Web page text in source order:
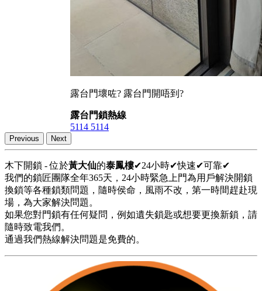
露台門壞咗? 露台門開唔到?
露台門鎖熱線
5114 5114
Previous Next
木下開鎖 - 位於黃大仙的泰鳳樓✔24小時✔快速✔可靠✔
我們的鎖匠團隊全年365天，24小時緊急上門為用戶解決開鎖
換鎖等各種鎖類問題，隨時侯命，風雨不改，第一時間趕赴現
場，為大家解決問題。
如果您對門鎖有任何疑問，例如遺失鎖匙或想要更換新鎖，請
隨時致電我們。
通過我們熱線解決問題是免費的。